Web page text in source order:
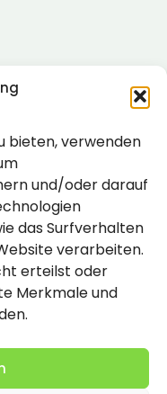
bieten, verwenden
und/oder darauf
das Surfverhalten
verarbeiten.
erteilst oder
Merkmale und